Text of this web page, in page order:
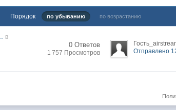
Порядок по убыванию по возрастанию
в
0 Ответов
1 757 Просмотров
Отправлено